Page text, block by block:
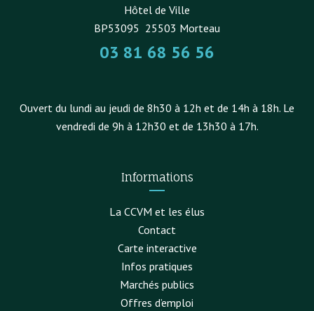
Hôtel de Ville
BP53095 25503 Morteau
03 81 68 56 56
Ouvert du lundi au jeudi de 8h30 à 12h et de 14h à 18h. Le
vendredi de 9h à 12h30 et de 13h30 à 17h.
Informations
La CCVM et les élus
Contact
Carte interactive
Infos pratiques
Marchés publics
Offres d’emploi